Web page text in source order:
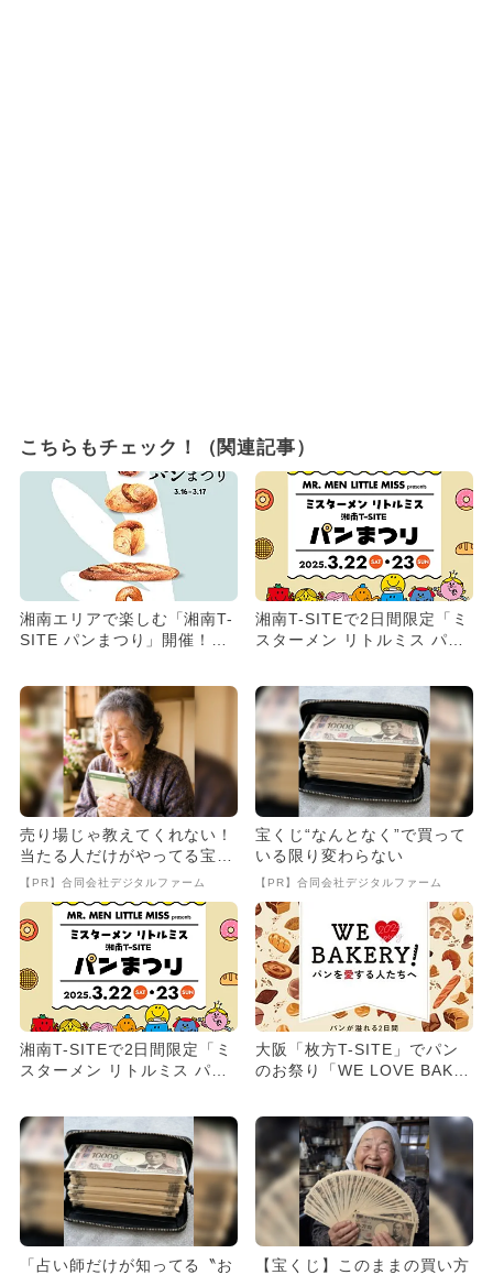
こちらもチェック！（関連記事）
湘南エリアで楽しむ「湘南T-
SITE パンまつり」開催！
湘南T-SITEで2日間限定「ミ
スターメン リトルミス パン
売り場じゃ教えてくれない！
当たる人だけがやってる宝く
じの習慣
【PR】合同会社デジタルファーム
宝くじ“なんとなく”で買って
いる限り変わらない
【PR】合同会社デジタルファーム
湘南T-SITEで2日間限定「ミ
スターメン リトルミス パン
大阪「枚方T-SITE」でパン
のお祭り「WE LOVE BAKE
「占い師だけが知ってる〝お
【宝くじ】このままの買い方